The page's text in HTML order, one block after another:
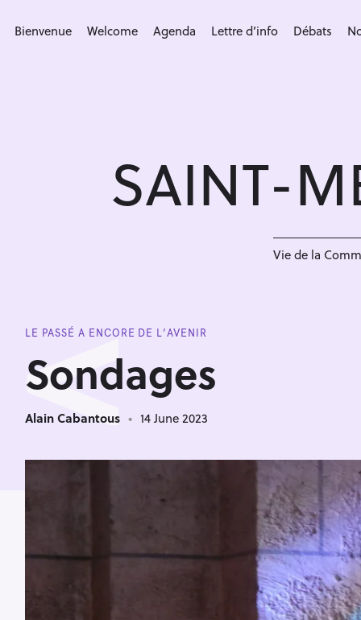
Bienvenue Welcome Agenda Lettre d’info Débats
SAINT-
Vie de la
LE PASSÉ A ENCORE DE L’AVENIR
<
Sondages
Alain Cabantous 14 June 2023